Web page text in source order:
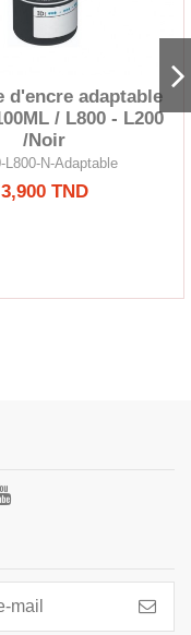
d'encre adaptable
/ L800 - L200
/Noir
L800-N-Adaptable
3,900 TND